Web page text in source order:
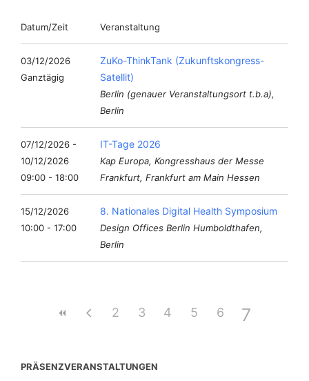
Datum/Zeit Veranstaltung
03/12/2026
Ganztägig
ZuKo-ThinkTank (Zukunftskongress-
Satellit)
Berlin (genauer Veranstaltungsort t.b.a),
Berlin
07/12/2026 -
10/12/2026
09:00 - 18:00
IT-Tage 2026
Kap Europa, Kongresshaus der Messe
Frankfurt, Frankfurt am Main Hessen
15/12/2026
10:00 - 17:00
8. Nationales Digital Health Symposium
Design Offices Berlin Humboldthafen,
Berlin
2 3 4 5 6 7
PRÄSENZVERANSTALTUNGEN